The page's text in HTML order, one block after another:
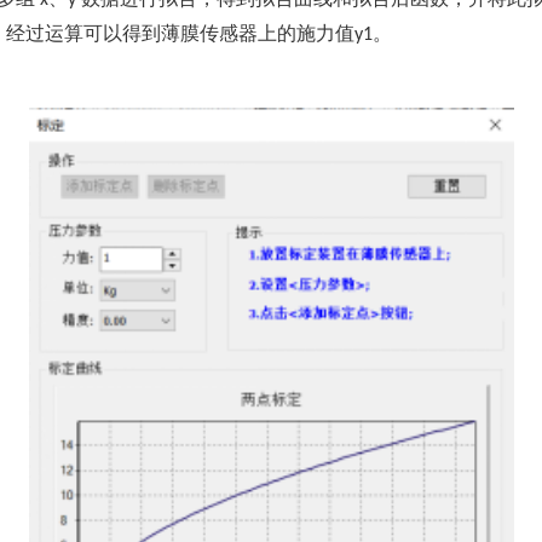
过运算可以得到薄膜传感器上的施力值y1。